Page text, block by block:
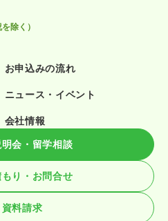
除く）
お申込みの流れ
ニュース・イベント
会社情報
会・留学相談
もり・お問合せ
資料請求